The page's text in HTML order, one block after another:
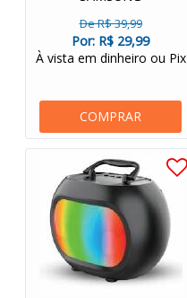
De R$ 39,99
Por: R$ 29,99
À vista em dinheiro ou Pix
COMPRAR